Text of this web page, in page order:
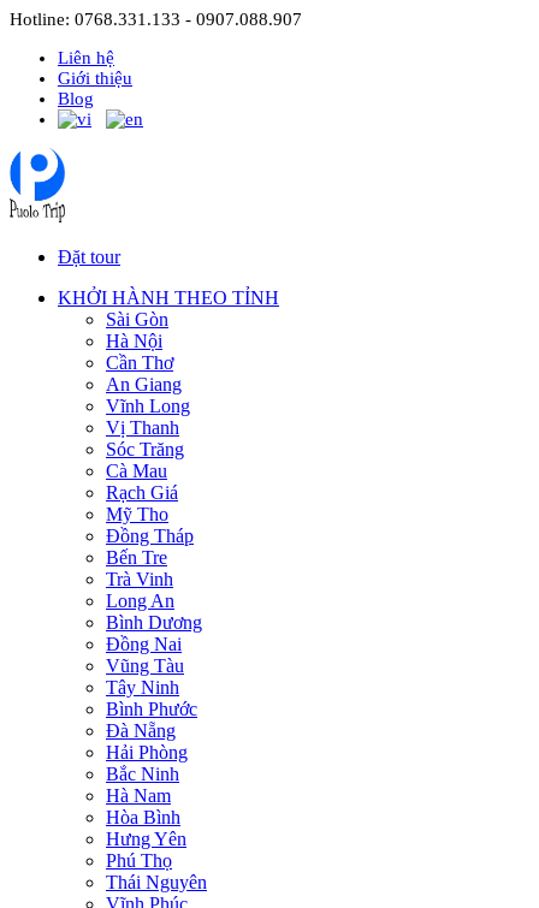
Hotline: 0768.331.133 - 0907.088.907
Liên hệ
Giới thiệu
Blog
Đặt tour
KHỞI HÀNH THEO TỈNH
Sài Gòn
Hà Nội
Cần Thơ
An Giang
Vĩnh Long
Vị Thanh
Sóc Trăng
Cà Mau
Rạch Giá
Mỹ Tho
Đồng Tháp
Bến Tre
Trà Vinh
Long An
Bình Dương
Đồng Nai
Vũng Tàu
Tây Ninh
Bình Phước
Đà Nẵng
Hải Phòng
Bắc Ninh
Hà Nam
Hòa Bình
Hưng Yên
Phú Thọ
Thái Nguyên
Vĩnh Phúc